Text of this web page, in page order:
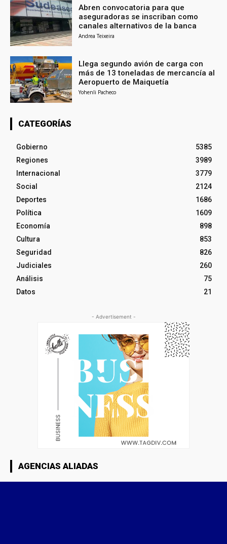
Abren convocatoria para que
aseguradoras se inscriban como
canales alternativos de la banca
Andrea Teixeira
Llega segundo avión de carga con
más de 13 toneladas de mercancía al
Aeropuerto de Maiquetía
Yohenli Pacheco
CATEGORÍAS
Gobierno
5385
Regiones
3989
Internacional
3779
Social
2124
Deportes
1686
Política
1609
Economía
898
Cultura
853
Seguridad
826
Judiciales
260
Análisis
75
Datos
21
- Advertisement -
AGENCIAS ALIADAS